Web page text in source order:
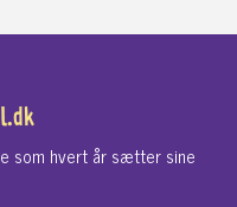
som hvert år sætter sine